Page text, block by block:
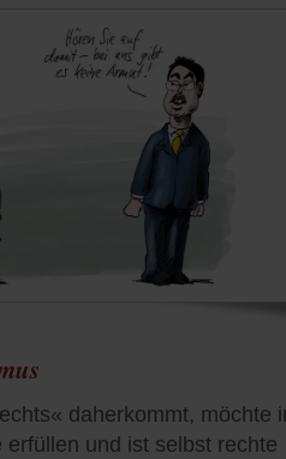
daherkommt, möchte
und ist selbst rechte